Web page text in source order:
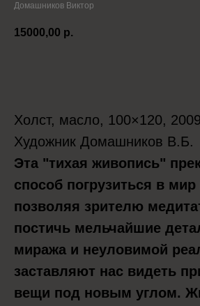
Домашников Виктор
15000,00 р.
Холст, масло, 100×120,
Художник Домашников В.Б.
Эта "тихая живопись"
способ погрузиться в мир
позволяя зрителю
постичь мельчайшие
миража и неуловимой
заставляют нас видеть
вещи под новым углом.